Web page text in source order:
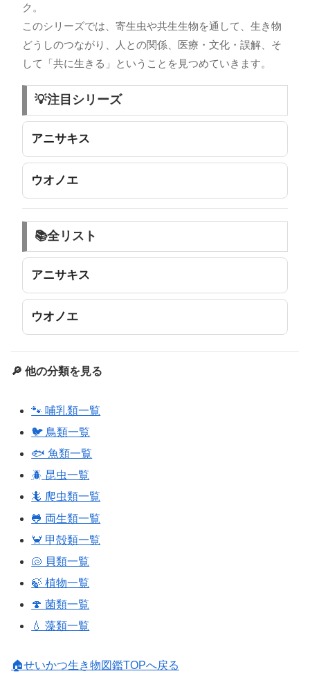
ク。
このシリーズでは、寄生虫や共生生物を通して、生き物
どうしのつながり、人との関係、医療・文化・誤解、そ
して「共に生きる」ということを見つめていきます。
💡注目シリーズ
アニサキス
ウオノエ
📚全リスト
アニサキス
ウオノエ
🔎 他の分類を見る
🐾 哺乳類一覧
🐦 鳥類一覧
🐟 魚類一覧
🪲 昆虫一覧
🦎 爬虫類一覧
🐸 両生類一覧
🦀 甲殻類一覧
🐚 貝類一覧
🍃 植物一覧
🍄 菌類一覧
💧 藻類一覧
🏠せいかつ生き物図鑑TOPへ戻る